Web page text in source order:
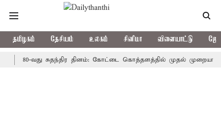
தமிழகம் தேசியம் உலகம் சினிமா விளையாட்டு
80-வது சுதந்திர தினம்: கோட்டை கொத்தளத்தில் முதல் முறையாக